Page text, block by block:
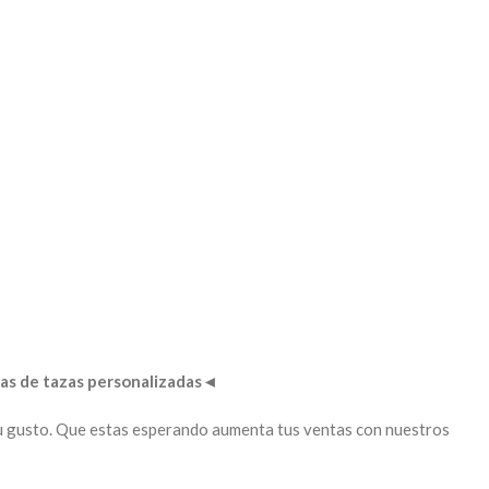
de tazas personalizadas◄
Que estas esperando aumenta tus ventas con nuestros